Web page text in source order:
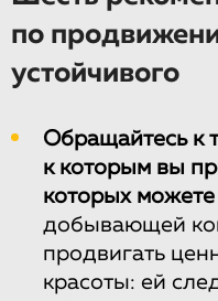
по
устойчивого
Обращайтесь к
к которым вы
которых
добывающей
продвигать
красоты: ей